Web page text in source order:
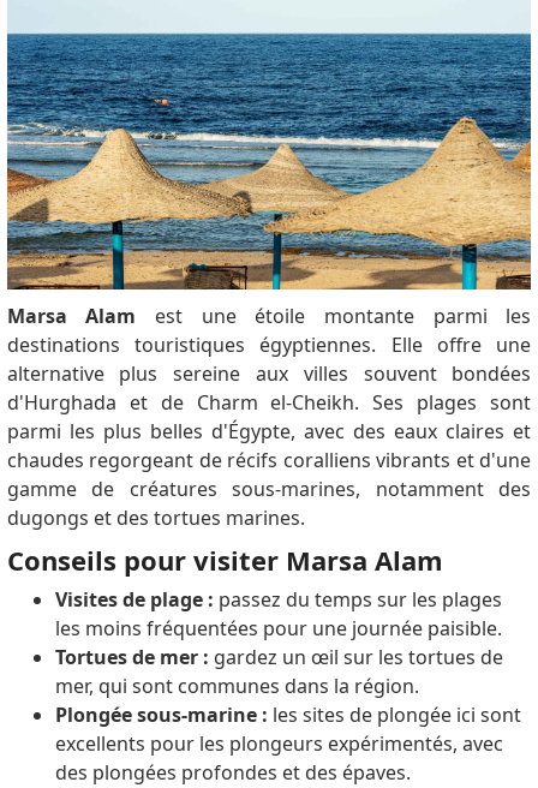
Marsa Alam est une étoile montante parmi les
destinations touristiques égyptiennes. Elle offre une
alternative plus sereine aux villes souvent bondées
d'Hurghada et de Charm el-Cheikh. Ses plages sont
parmi les plus belles d'Égypte, avec des eaux claires et
chaudes regorgeant de récifs coralliens vibrants et d'une
gamme de créatures sous-marines, notamment des
dugongs et des tortues marines.
Conseils pour visiter Marsa Alam
Visites de plage : passez du temps sur les plages
les moins fréquentées pour une journée paisible.
Tortues de mer : gardez un œil sur les tortues de
mer, qui sont communes dans la région.
Plongée sous-marine : les sites de plongée ici sont
excellents pour les plongeurs expérimentés, avec
des plongées profondes et des épaves.